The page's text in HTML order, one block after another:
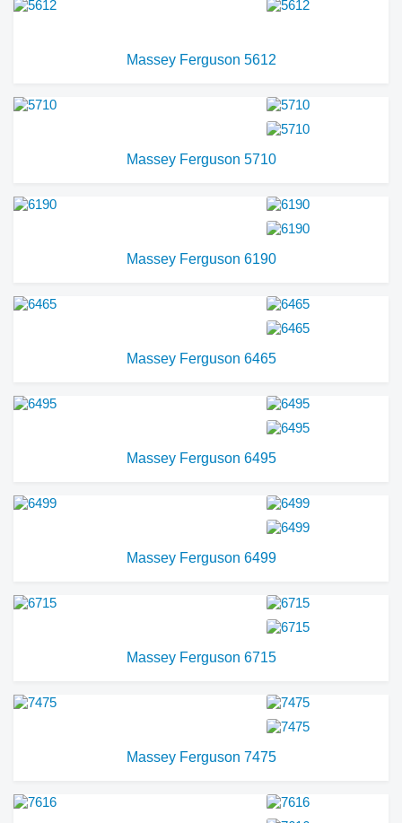
Massey Ferguson 5612
Massey Ferguson 5710
Massey Ferguson 6190
Massey Ferguson 6465
Massey Ferguson 6495
Massey Ferguson 6499
Massey Ferguson 6715
Massey Ferguson 7475